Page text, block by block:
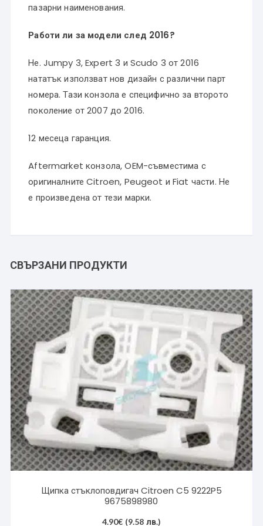
пазарни наименования.
Работи ли за модели след 2016?
Не. Jumpy 3, Expert 3 и Scudo 3 от 2016
нататък използват нов дизайн с различни парт
номера. Тази конзола е специфично за второто
поколение от 2007 до 2016.
12 месеца гаранция.
Aftermarket конзола, OEM-съвместима с
оригиналните Citroen, Peugeot и Fiat части. Не
е произведена от тези марки.
СВЪРЗАНИ ПРОДУКТИ
Щипка стъклоповдигач Citroen C5 9222P5
9675898980
4.90€ (9.58 лв.)